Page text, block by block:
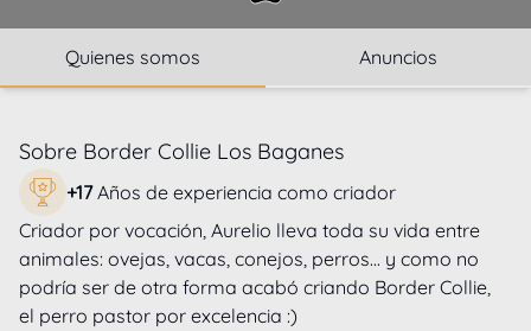
Quienes somos Anuncios
Sobre Border Collie Los Baganes
+17 Años de experiencia como criador
Criador por vocación, Aurelio lleva toda su vida entre
animales: ovejas, vacas, conejos, perros... y como no
podría ser de otra forma acabó criando Border Collie,
el perro pastor por excelencia :)